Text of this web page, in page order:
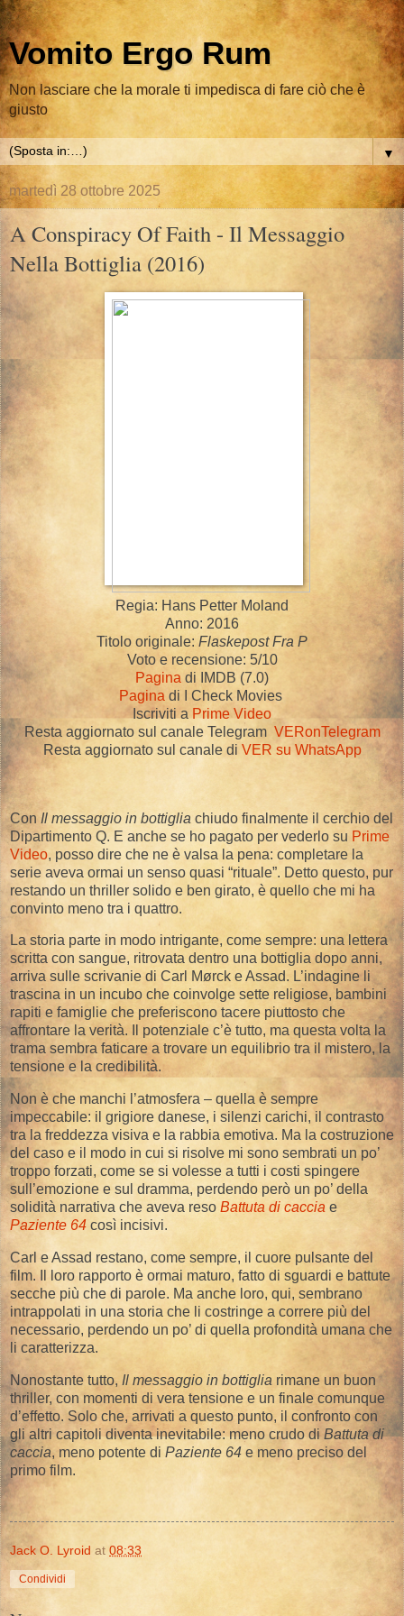
Vomito Ergo Rum
Non lasciare che la morale ti impedisca di fare ciò che è
giusto
▼
martedì 28 ottobre 2025
A Conspiracy Of Faith - Il Messaggio
Nella Bottiglia (2016)
Regia: Hans Petter Moland
Anno: 2016
Titolo originale: Flaskepost Fra P
Voto e recensione: 5/10
Pagina di IMDB (7.0)
Pagina di I Check Movies
Iscriviti a Prime Video
Resta aggiornato sul canale Telegram VERonTelegram
Resta aggiornato sul canale di VER su WhatsApp
Con Il messaggio in bottiglia chiudo finalmente il cerchio del
Dipartimento Q. E anche se ho pagato per vederlo su Prime
Video, posso dire che ne è valsa la pena: completare la
serie aveva ormai un senso quasi “rituale”. Detto questo, pur
restando un thriller solido e ben girato, è quello che mi ha
convinto meno tra i quattro.
La storia parte in modo intrigante, come sempre: una lettera
scritta con sangue, ritrovata dentro una bottiglia dopo anni,
arriva sulle scrivanie di Carl Mørck e Assad. L’indagine li
trascina in un incubo che coinvolge sette religiose, bambini
rapiti e famiglie che preferiscono tacere piuttosto che
affrontare la verità. Il potenziale c’è tutto, ma questa volta la
trama sembra faticare a trovare un equilibrio tra il mistero, la
tensione e la credibilità.
Non è che manchi l’atmosfera – quella è sempre
impeccabile: il grigiore danese, i silenzi carichi, il contrasto
tra la freddezza visiva e la rabbia emotiva. Ma la costruzione
del caso e il modo in cui si risolve mi sono sembrati un po’
troppo forzati, come se si volesse a tutti i costi spingere
sull’emozione e sul dramma, perdendo però un po’ della
solidità narrativa che aveva reso Battuta di caccia e
Paziente 64 così incisivi.
Carl e Assad restano, come sempre, il cuore pulsante del
film. Il loro rapporto è ormai maturo, fatto di sguardi e battute
secche più che di parole. Ma anche loro, qui, sembrano
intrappolati in una storia che li costringe a correre più del
necessario, perdendo un po’ di quella profondità umana che
li caratterizza.
Nonostante tutto, Il messaggio in bottiglia rimane un buon
thriller, con momenti di vera tensione e un finale comunque
d’effetto. Solo che, arrivati a questo punto, il confronto con
gli altri capitoli diventa inevitabile: meno crudo di Battuta di
caccia, meno potente di Paziente 64 e meno preciso del
primo film.
Jack O. Lyroid at 08:33
Condividi